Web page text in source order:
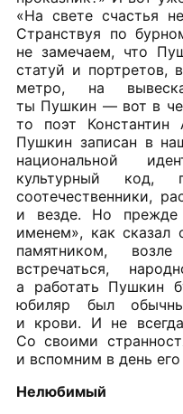
«На свете счастья
Странствуя по
не замечаем, что
статуй и портретов,
метро, на
ты Пушкин — вот в
то поэт
Пушкин записан в
национальной
культурный
соотечественники,
и везде. Но
именем», как
памятником,
встречаться,
а работать Пушкин
юбиляр был
и крови. И не
Со своими
и вспомним в день
Нелюбимый